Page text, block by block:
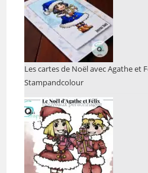
Les cartes de Noël avec Agathe et
Stampandcolour